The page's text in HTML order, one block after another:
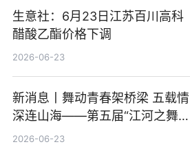
生意社：6月23日江苏百川高科
醋酸乙酯价格下调
2026-06-23
新消息丨舞动青春架桥梁 五载情
深连山海——第五届“江河之舞”
中美青少年文化交流展演在镇江
2026-06-23